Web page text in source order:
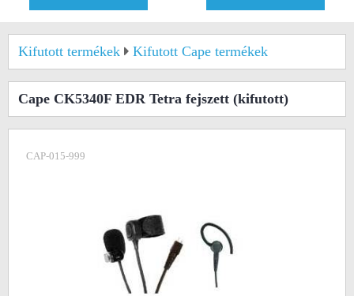
Kifutott termékek Kifutott Cape termékek
Cape CK5340F EDR Tetra fejszett (kifutott)
CAP-015-999